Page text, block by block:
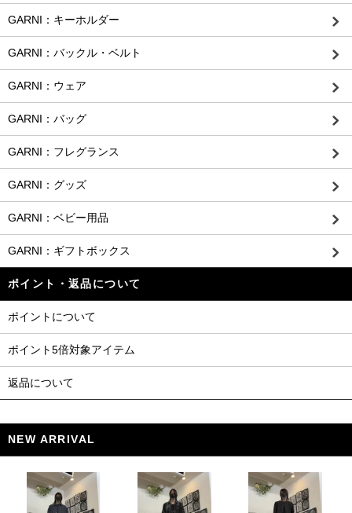
GARNI：キーホルダー
GARNI：バックル・ベルト
GARNI：ウェア
GARNI：バッグ
GARNI：フレグランス
GARNI：グッズ
GARNI：ベビー用品
GARNI：ギフトボックス
ポイント・返品について
ポイントについて
ポイント5倍対象アイテム
返品について
NEW ARRIVAL